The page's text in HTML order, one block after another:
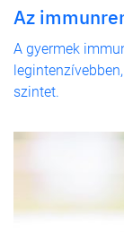
Az
A gyermek
szintet.